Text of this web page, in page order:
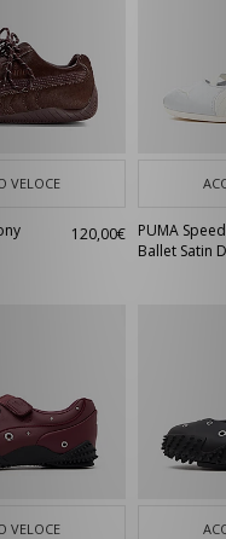
VELOCE
120,00€
PUMA
Ballet Satin
VELOCE